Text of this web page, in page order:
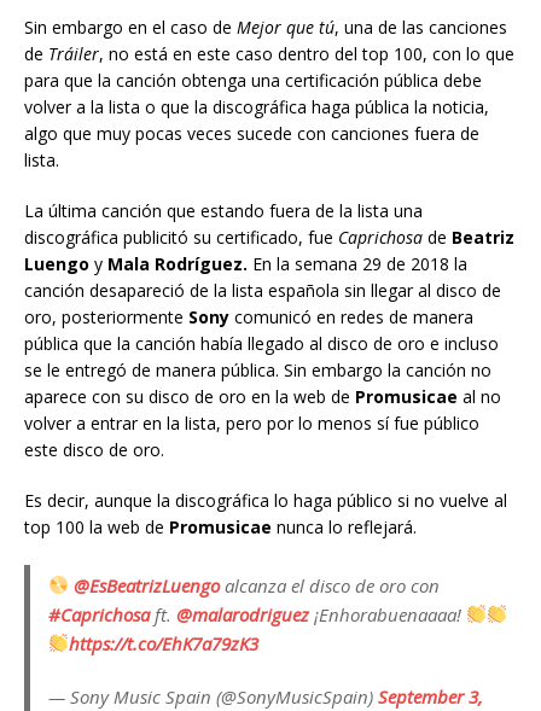
Sin embargo en el caso de Mejor que tú, una de las canciones
de Tráiler, no está en este caso dentro del top 100, con lo que
para que la canción obtenga una certificación pública debe
volver a la lista o que la discográfica haga pública la noticia,
algo que muy pocas veces sucede con canciones fuera de
lista.
La última canción que estando fuera de la lista una
discográfica publicitó su certificado, fue Caprichosa de Beatriz
Luengo y Mala Rodríguez. En la semana 29 de 2018 la
canción desapareció de la lista española sin llegar al disco de
oro, posteriormente Sony comunicó en redes de manera
pública que la canción había llegado al disco de oro e incluso
se le entregó de manera pública. Sin embargo la canción no
aparece con su disco de oro en la web de Promusicae al no
volver a entrar en la lista, pero por lo menos sí fue público
este disco de oro.
Es decir, aunque la discográfica lo haga público si no vuelve al
top 100 la web de Promusicae nunca lo reflejará.
@EsBeatrizLuengoalcanza el disco de oro con
#Caprichosaft. @malarodriguez¡Enhorabuenaaaa!
https://t.co/EhK7a79zK3
— Sony Music Spain (@SonyMusicSpain) September 3,